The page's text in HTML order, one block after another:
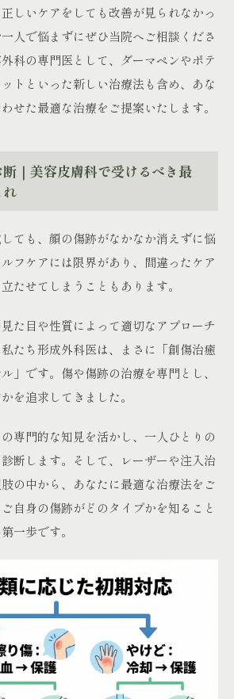
しいケアをしても改善が見られなかっ
人で悩まずにぜひ当院へご相談くださ
科の専門医として、ダーマペンやポテ
トといった新しい治療法も含め、あな
せた最適な治療をご提案いたします。
｜美容皮膚科で受けるべき最
ても、顔の傷跡がなかなか消えずに悩
フケアには限界があり、間違ったケア
たせてしまうこともあります。
た目や性質によって適切なアプローチ
たち形成外科医は、まさに「創傷治癒
」です。傷や傷跡の治療を専門とし、
を追求してきました。
専門的な知見を活かし、一人ひとりの
断します。そして、レーザーや注入治
の中から、あなたに最適な治療法をご
自身の傷跡がどのタイプかを知ること
一歩です。